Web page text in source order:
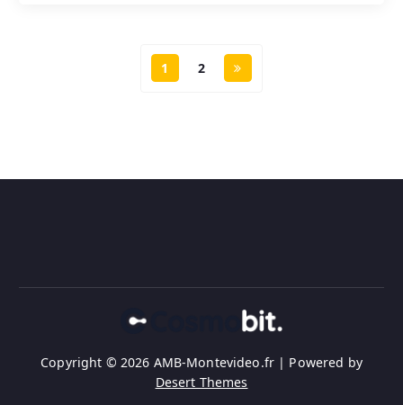
1 2
Copyright © 2026 AMB-Montevideo.fr | Powered by
Desert Themes